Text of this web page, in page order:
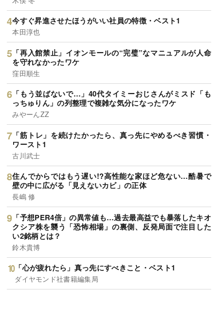
今すぐ昇進させたほうがいい社員の特徴・ベスト1
本田淳也
「再入館禁止」イオンモールの“完璧”なマニュアルが人命
を守れなかったワケ
窪田順生
「もう並ばないで…」40代タイミーおじさんがミスド「も
っちゅりん」の列整理で複雑な気分になったワケ
みやーんZZ
「筋トレ」を続けたかったら、真っ先にやめるべき習慣・
ワースト1
古川武士
住んでからではもう遅い!?高性能な家ほど危ない…酷暑で
壁の中に広がる「見えないカビ」の正体
長嶋 修
「予想PER4倍」の異常値も…過去最高益でも暴落したキオ
クシア株を襲う「恐怖相場」の裏側、反発局面で注目した
い2銘柄とは？
鈴木貴博
「心が疲れたら」真っ先にすべきこと・ベスト1
ダイヤモンド社書籍編集局